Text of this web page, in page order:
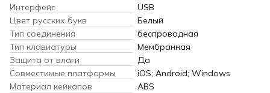
Интерфейс
USB
Цвет русских букв
Белый
Тип соединения
беспроводная
Тип клавиатуры
Мембранная
Защита от влаги
Да
Совместимые платформы
iOS; Android; Windows
Материал кейкапов
ABS